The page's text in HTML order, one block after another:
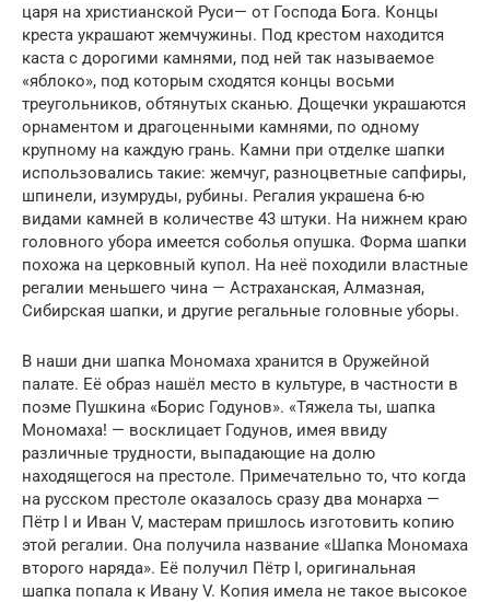
царя на христианской Руси— от Господа Бога. Концы
креста украшают жемчужины. Под крестом находится
каста с дорогими камнями, под ней так называемое
«яблоко», под которым сходятся концы восьми
треугольников, обтянутых сканью. Дощечки украшаются
орнаментом и драгоценными камнями, по одному
крупному на каждую грань. Камни при отделке шапки
использовались такие: жемчуг, разноцветные сапфиры,
шпинели, изумруды, рубины. Регалия украшена 6-ю
видами камней в количестве 43 штуки. На нижнем краю
головного убора имеется соболья опушка. Форма шапки
похожа на церковный купол. На неё походили властные
регалии меньшего чина — Астраханская, Алмазная,
Сибирская шапки, и другие регальные головные уборы.
В наши дни шапка Мономаха хранится в Оружейной
палате. Её образ нашёл место в культуре, в частности в
поэме Пушкина «Борис Годунов». «Тяжела ты, шапка
Мономаха! — восклицает Годунов, имея ввиду
различные трудности, выпадающие на долю
находящегося на престоле. Примечательно то, что когда
на русском престоле оказалось сразу два монарха —
Пётр I и Иван V, мастерам пришлось изготовить копию
этой регалии. Она получила название «Шапка Мономаха
второго наряда». Её получил Пётр I, оригинальная
шапка попала к Ивану V. Копия имела не такое высокое